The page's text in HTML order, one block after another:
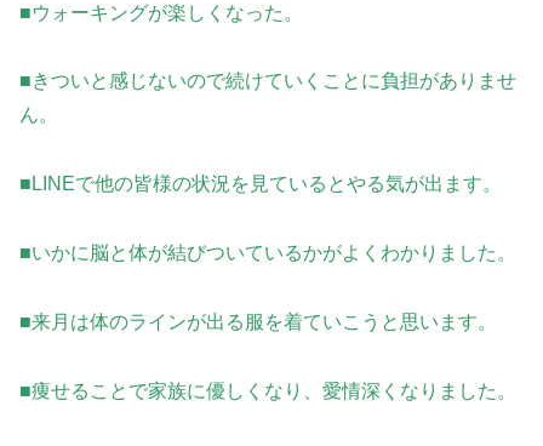
■ウォーキングが楽しくなった。
■きついと感じないので続けていくことに負担がありませ
ん。
■LINEで他の皆様の状況を見ているとやる気が出ます。
■いかに脳と体が結びついているかがよくわかりました。
■来月は体のラインが出る服を着ていこうと思います。
■痩せることで家族に優しくなり、愛情深くなりました。